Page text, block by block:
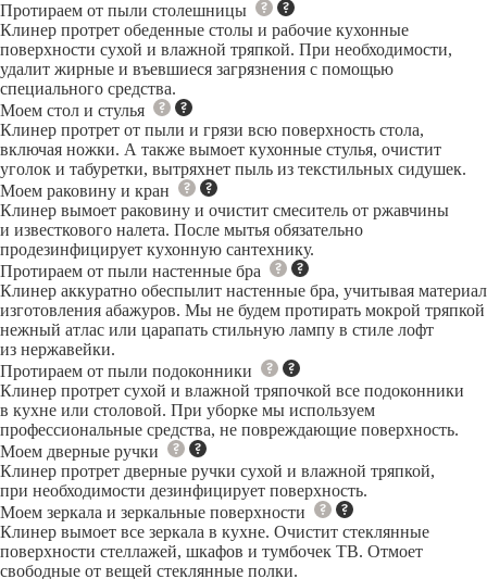
Протираем от пыли столешницы
Клинер протрет обеденные столы и рабочие кухонные
поверхности сухой и влажной тряпкой. При необходимости,
удалит жирные и въевшиеся загрязнения с помощью
специального средства.
Моем стол и стулья
Клинер протрет от пыли и грязи всю поверхность стола,
включая ножки. А также вымоет кухонные стулья, очистит
уголок и табуретки, вытряхнет пыль из текстильных сидушек.
Моем раковину и кран
Клинер вымоет раковину и очистит смеситель от ржавчины
и известкового налета. После мытья обязательно
продезинфицирует кухонную сантехнику.
Протираем от пыли настенные бра
Клинер аккуратно обеспылит настенные бра, учитывая материал
изготовления абажуров. Мы не будем протирать мокрой тряпкой
нежный атлас или царапать стильную лампу в стиле лофт
из нержавейки.
Протираем от пыли подоконники
Клинер протрет сухой и влажной тряпочкой все подоконники
в кухне или столовой. При уборке мы используем
профессиональные средства, не повреждающие поверхность.
Моем дверные ручки
Клинер протрет дверные ручки сухой и влажной тряпкой,
при необходимости дезинфицирует поверхность.
Моем зеркала и зеркальные поверхности
Клинер вымоет все зеркала в кухне. Очистит стеклянные
поверхности стеллажей, шкафов и тумбочек ТВ. Отмоет
свободные от вещей стеклянные полки.